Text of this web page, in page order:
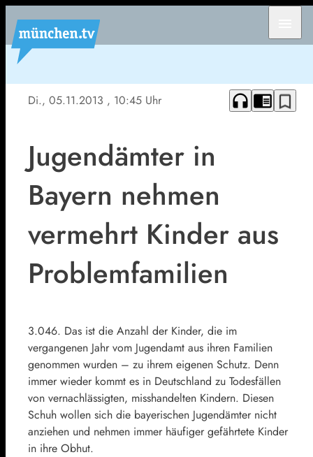
Di., 05.11.2013 , 10:45 Uhr headphones chrome_reader_mode bookmark_border
Jugendämter in
Bayern nehmen
vermehrt Kinder aus
Problemfamilien
3.046. Das ist die Anzahl der Kinder, die im
vergangenen Jahr vom Jugendamt aus ihren Familien
genommen wurden – zu ihrem eigenen Schutz. Denn
immer wieder kommt es in Deutschland zu Todesfällen
von vernachlässigten, misshandelten Kindern. Diesen
Schuh wollen sich die bayerischen Jugendämter nicht
anziehen und nehmen immer häufiger gefährtete Kinder
in ihre Obhut.